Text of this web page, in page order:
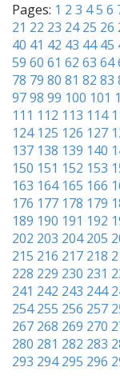
Pages: 1 2 3 45 6
21 22 23 24 25 26
40 41 42 43 44 45
59 60 61 62 63 64
78 79 80 81 82 83
9798 99 100 101
111 112 113 114
124 125 126 127
137 138 139 140
150 151 152 153
163 164 165 166
176 177 178 179
189 190 191 192
202 203 204 205
215 216 217 218
228 229 230 231
241 242 243 244
254 255 256 257
267 268 269 270
280 281 282 283
293 294 295 296